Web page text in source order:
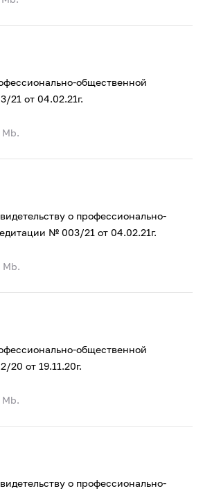
общественной
21 от 04.02.21г.
Mb.
о профессионально-
№ 003/21 от 04.02.21г.
Mb.
общественной
от 19.11.20г.
Mb.
о профессионально-